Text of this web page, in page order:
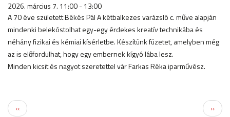
2026. március 7. 11:00 - 13:00
A 70 éve született Békés Pál A kétbalkezes varázsló c. műve alapján
mindenki belekóstolhat egy-egy érdekes kreatív technikába és
néhány fizikai és kémiai kísérletbe. Készítünk füzetet, amelyben még
az is előfordulhat, hogy egy embernek kígyó lába lesz.
Minden kicsit és nagyot szeretettel vár Farkas Réka iparművész.
Előző
‹‹ ››